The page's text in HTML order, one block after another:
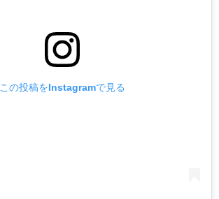
この投稿をInstagramで見る